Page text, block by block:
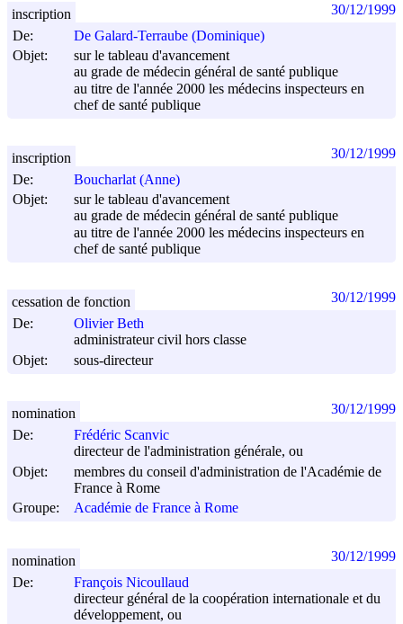
De:
De Galard-Terraube (Dominique)
Objet:
sur le tableau d'avancement
au grade de médecin général de santé publique
au titre de l'année 2000 les médecins inspecteurs en
chef de santé publique
inscription 30/12/1999
De:
Boucharlat (Anne)
Objet:
sur le tableau d'avancement
au grade de médecin général de santé publique
au titre de l'année 2000 les médecins inspecteurs en
chef de santé publique
inscription 30/12/1999
De:
Olivier Beth
administrateur civil hors classe
Objet:
sous-directeur
cessation de fonction 30/12/1999
De:
Frédéric Scanvic
directeur de l'administration générale, ou
Objet:
membres du conseil d'administration de l'Académie de
France à Rome
Groupe:
Académie de France à Rome
nomination 30/12/1999
De:
François Nicoullaud
directeur général de la coopération internationale et du
développement, ou
nomination 30/12/1999